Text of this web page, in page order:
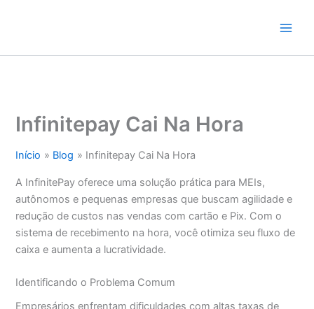
conteúdo
Infinitepay Cai Na Hora
Início Blog Infinitepay Cai Na Hora
A InfinitePay oferece uma solução prática para MEIs,
autônomos e pequenas empresas que buscam agilidade e
redução de custos nas vendas com cartão e Pix. Com o
sistema de recebimento na hora, você otimiza seu fluxo de
caixa e aumenta a lucratividade.
Identificando o Problema Comum
Empresários enfrentam dificuldades com altas taxas de